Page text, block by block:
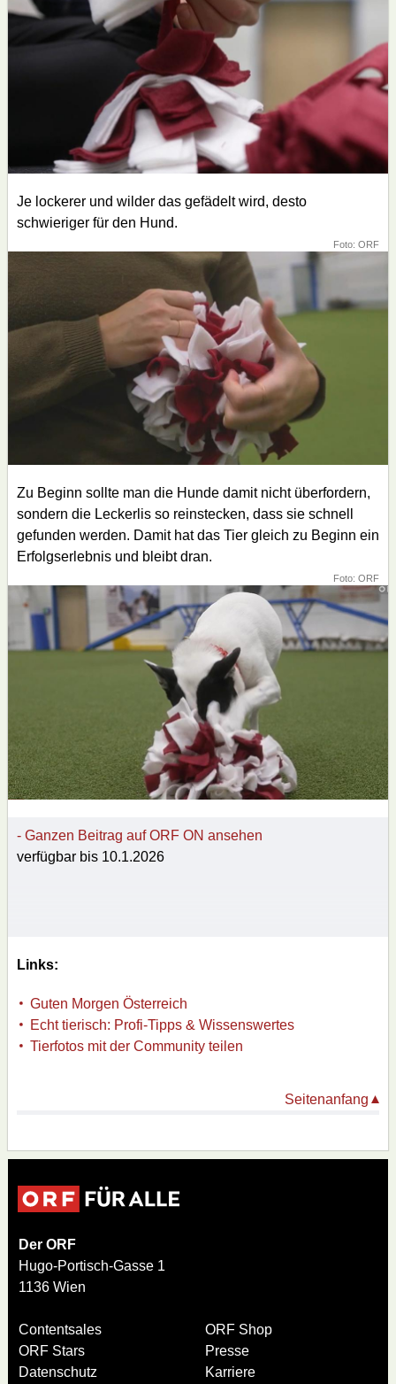
Je lockerer und wilder das gefädelt wird, desto
schwieriger für den Hund.
Foto: ORF
Zu Beginn sollte man die Hunde damit nicht überfordern,
sondern die Leckerlis so reinstecken, dass sie schnell
gefunden werden. Damit hat das Tier gleich zu Beginn ein
Erfolgserlebnis und bleibt dran.
Foto: ORF
- Ganzen Beitrag auf ORF ON ansehen
verfügbar bis 10.1.2026
Links:
Guten Morgen Österreich
Echt tierisch: Profi-Tipps & Wissenswertes
Tierfotos mit der Community teilen
Seitenanfang
Der ORF
Hugo-Portisch-Gasse 1
1136 Wien
Contentsales
ORF Stars
Datenschutz
ORF Shop
Presse
Karriere